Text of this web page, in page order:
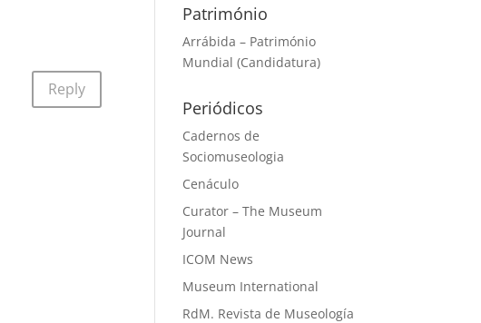
Reply
Património
Arrábida – Património
Mundial (Candidatura)
Periódicos
Cadernos de
Sociomuseologia
Cenáculo
Curator – The Museum
Journal
ICOM News
Museum International
RdM. Revista de Museología